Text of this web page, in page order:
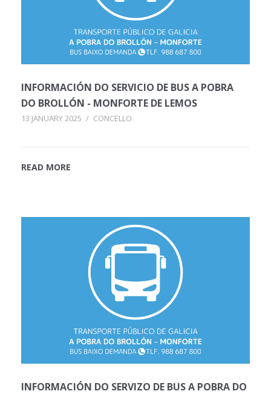
INFORMACIÓN DO SERVICIO DE BUS A POBRA
DO BROLLÓN - MONFORTE DE LEMOS
13 JANUARY 2025 / CONCELLO
READ MORE
INFORMACIÓN DO SERVIZO DE BUS A POBRA DO